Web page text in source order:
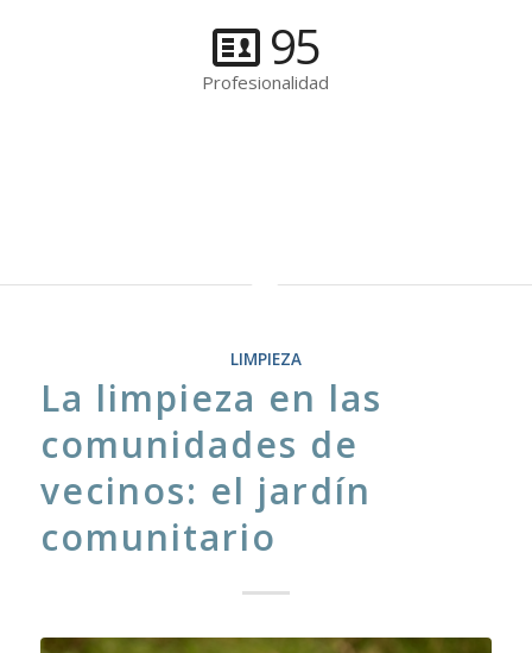
95
Profesionalidad
LIMPIEZA
La limpieza en las
comunidades de
vecinos: el jardín
comunitario